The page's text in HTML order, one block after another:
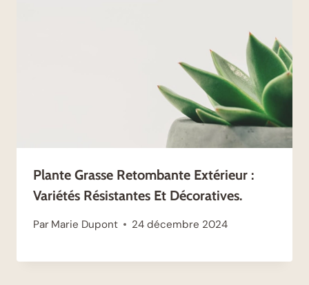
Plante Grasse Retombante Extérieur :
Variétés Résistantes Et Décoratives.
Par Marie Dupont 24 décembre 2024